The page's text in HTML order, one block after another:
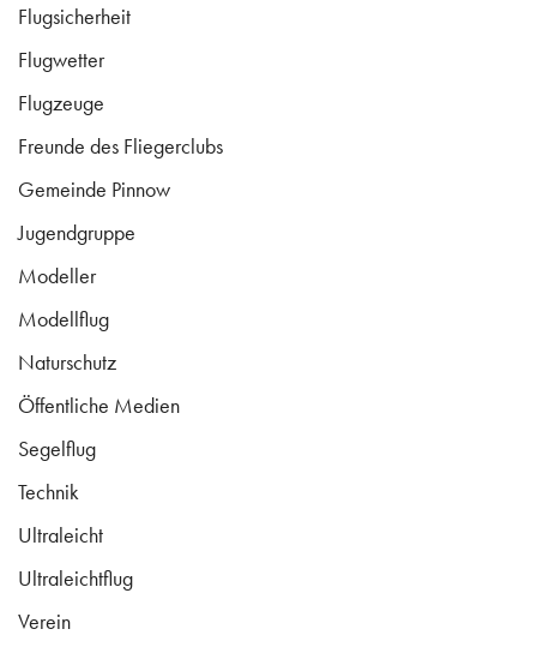
Flugsicherheit
Flugwetter
Flugzeuge
Freunde des Fliegerclubs
Gemeinde Pinnow
Jugendgruppe
Modeller
Modellflug
Naturschutz
Öffentliche Medien
Segelflug
Technik
Ultraleicht
Ultraleichtflug
Verein